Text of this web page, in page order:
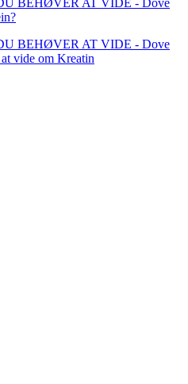
BEHØVER AT VIDE - Dove
BEHØVER AT VIDE - Dove
vide om Kreatin